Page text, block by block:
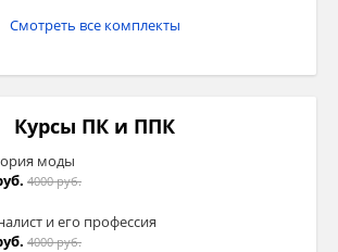
Смотреть все комплекты
Курсы ПК и ППК
моды
4000 руб.
и его профессия
4000 руб.